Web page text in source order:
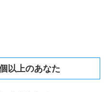
以上のあなた